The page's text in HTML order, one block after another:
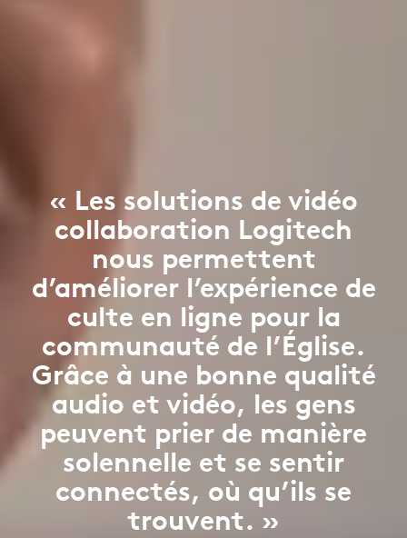
« Les solutions de vidéo
collaboration Logitech
nous permettent
d’améliorer l’expérience de
culte en ligne pour la
communauté de l’Église.
Grâce à une bonne qualité
audio et vidéo, les gens
peuvent prier de manière
solennelle et se sentir
connectés, où qu’ils se
trouvent. »